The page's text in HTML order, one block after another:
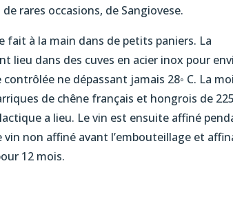
rares occasions, de Sangiovese.
fait à la main dans de petits paniers. La
lieu dans des cuves en acier inox pour
ne dépassant jamais 28◦ C. La
de chêne français et hongrois de 225
a lieu. Le vin est ensuite affiné
vin non affiné avant l’embouteillage et
12 mois.